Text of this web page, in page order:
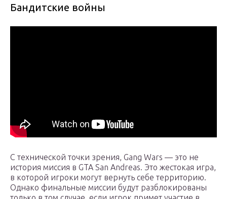
Бандитские войны
С технической точки зрения, Gang Wars — это не
история миссия в GTA San Andreas. Это жестокая игра,
в которой игроки могут вернуть себе территорию.
Однако финальные миссии будут разблокированы